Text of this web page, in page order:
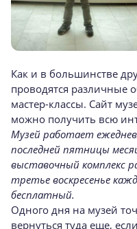
Как и в большинстве
проводятся различные
мастер-классы. Сайт
можно получить всю
Музей работает
последней пятницы
выставочный комплекс
третье воскресенье
бесплатный.
Одного дня на музей
вернуться туда еще,